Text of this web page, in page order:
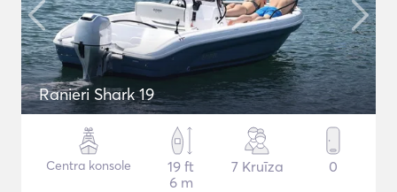
Ranieri Shark 19
Centra konsole
19 ft
6 m
7 Kruīza 0